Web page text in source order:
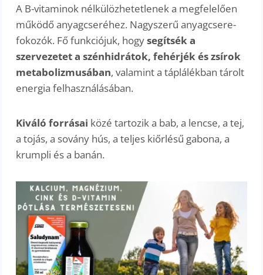
A B-vitaminok nélkülözhetetlenek a megfelelően
működő anyagcseréhez. Nagyszerű anyagcsere-
fokozók. Fő funkciójuk, hogysegítsék a
szervezetet a szénhidrátok, fehérjék és zsírok
metabolizmusában, valamint a táplálékban tárolt
energia felhasználásában.
Kiváló forrásai közé tartozik a bab, a lencse, a tej,
a tojás, a sovány hús, a teljes kiőrlésű gabona, a
krumpli és a banán.